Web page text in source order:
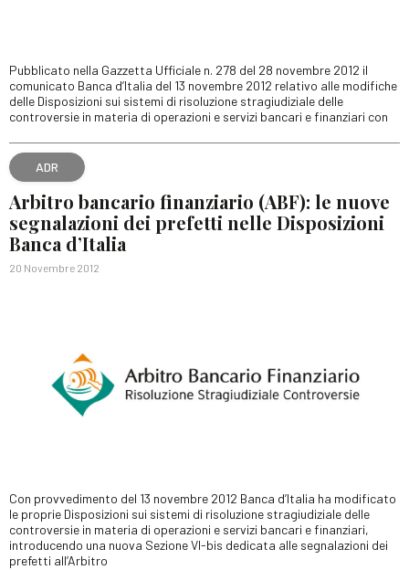
Pubblicato nella Gazzetta Ufficiale n. 278 del 28 novembre 2012 il
comunicato Banca d’Italia del 13 novembre 2012 relativo alle modifiche
delle Disposizioni sui sistemi di risoluzione stragiudiziale delle
controversie in materia di operazioni e servizi bancari e finanziari con
ADR
Arbitro bancario finanziario (ABF): le nuove
segnalazioni dei prefetti nelle Disposizioni
Banca d’Italia
20 Novembre 2012
Con provvedimento del 13 novembre 2012 Banca d’Italia ha modificato
le proprie Disposizioni sui sistemi di risoluzione stragiudiziale delle
controversie in materia di operazioni e servizi bancari e finanziari,
introducendo una nuova Sezione VI-bis dedicata alle segnalazioni dei
prefetti all’Arbitro